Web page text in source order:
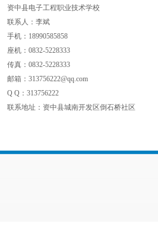
资中县电子工程职业技术学校
联系人：李斌
手机：18990585858
座机：0832-5228333
传真： 0832-5228333
邮箱：313756222@qq.com
Q Q： 313756222
联系地址：资中县城南开发区倒石桥社区